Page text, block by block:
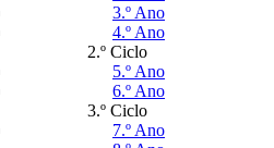
3.º Ano
4.º Ano
2.º Ciclo
5.º Ano
6.º Ano
3.º Ciclo
7.º Ano